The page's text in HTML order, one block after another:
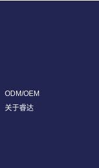
ODM/OEM
关于睿达